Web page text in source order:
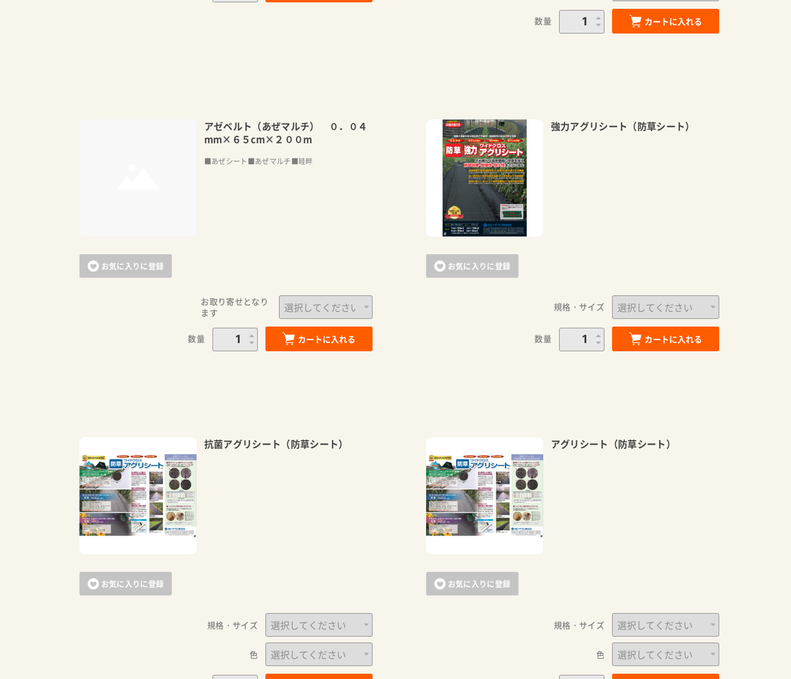
数量 カートに入れる
お気に入りに登録
アゼベルト（あぜマルチ） ０．０４
mm×６５cm×２００m
■あぜシート■あぜマルチ■畦畔
お取り寄せとなり
ます
数量 カートに入れる
お気に入りに登録
強力アグリシート（防草シート）
規格・サイズ
数量 カートに入れる
お気に入りに登録
抗菌アグリシート（防草シート）
規格・サイズ
色
お気に入りに登録
アグリシート（防草シート）
規格・サイズ
色
カートへ進む